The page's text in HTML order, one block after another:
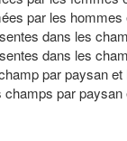
par les
dans les
dans les
par paysan
par